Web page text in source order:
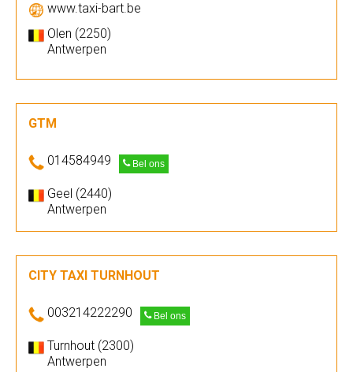
www.taxi-bart.be
Olen (2250)
Antwerpen
GTM
014584949 Bel ons
Geel (2440)
Antwerpen
CITY TAXI TURNHOUT
003214222290 Bel ons
Turnhout (2300)
Antwerpen